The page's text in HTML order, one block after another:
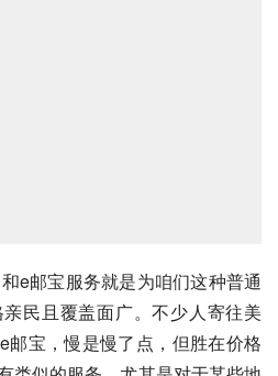
e邮宝服务就是为咱们这种普通
民且覆盖面广。不少人寄往美
邮宝，慢是慢了点，但胜在价格